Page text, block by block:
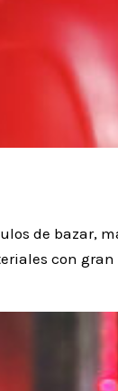
de bazar,
con gran